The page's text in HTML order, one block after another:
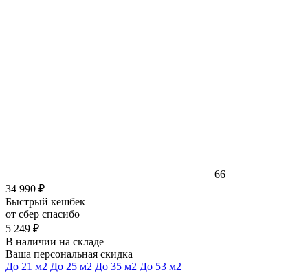
66
34 990 ₽
Быстрый кешбек
от сбер спасибо
5 249 ₽
В наличии на складе
Ваша персональная скидка
До 21 м2 До 25 м2 До 35 м2 До 53 м2